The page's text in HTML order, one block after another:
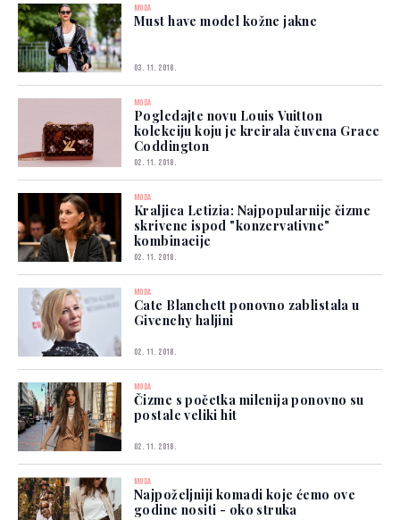
MODA
Must have model kožne jakne
03. 11. 2018.
MODA
Pogledajte novu Louis Vuitton
kolekciju koju je kreirala čuvena Grace
Coddington
02. 11. 2018.
MODA
Kraljica Letizia: Najpopularnije čizme
skrivene ispod "konzervativne"
kombinacije
02. 11. 2018.
MODA
Cate Blanchett ponovno zablistala u
Givenchy haljini
02. 11. 2018.
MODA
Čizme s početka milenija ponovno su
postale veliki hit
02. 11. 2018.
MODA
Najpoželjniji komadi koje ćemo ove
godine nositi - oko struka